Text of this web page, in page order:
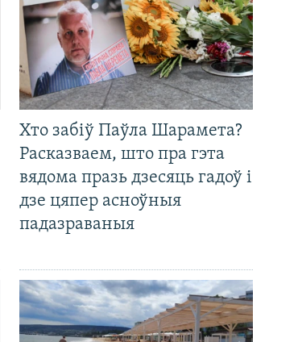
Хто забіў Паўла Шарамета?
Расказваем, што пра гэта
вядома празь дзесяць гадоў і
дзе цяпер асноўныя
падазраваныя